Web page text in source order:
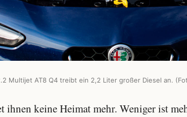
Multijet AT8 Q4 treibt ein 2,2 Liter großer Diesel an.
ihnen keine Heimat mehr. Weniger ist